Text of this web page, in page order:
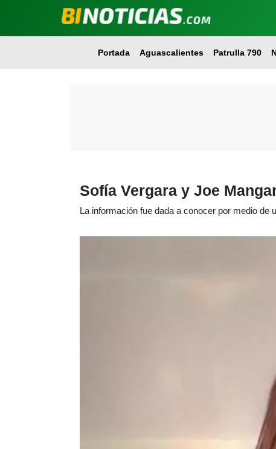
Portada Aguascalientes Patrulla 790
Sofía Vergara y Joe
La información fue dada a conocer por medio de